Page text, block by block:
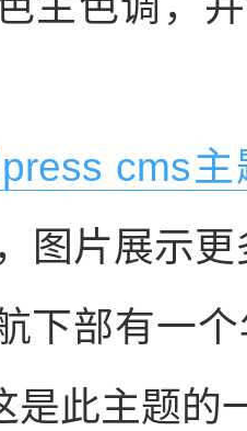
cms主
图片展示更
部有一个
是此主题